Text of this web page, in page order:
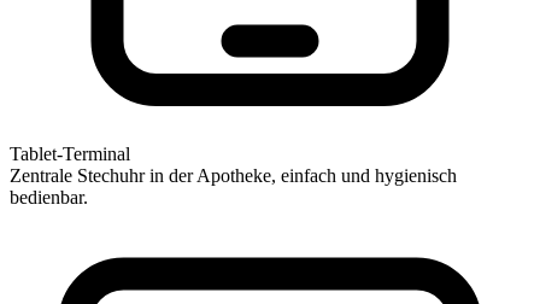
Tablet-Terminal
Zentrale Stechuhr in der Apotheke, einfach und hygienisch
bedienbar.